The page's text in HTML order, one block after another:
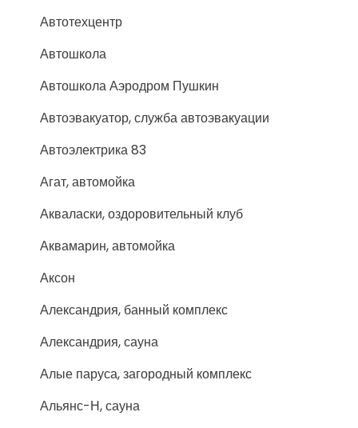
Автотехцентр
Автошкола
Автошкола Аэродром Пушкин
Автоэвакуатор, служба автоэвакуации
Автоэлектрика 83
Агат, автомойка
Акваласки, оздоровительный клуб
Аквамарин, автомойка
Аксон
Александрия, банный комплекс
Александрия, сауна
Алые паруса, загородный комплекс
Альянс-Н, сауна